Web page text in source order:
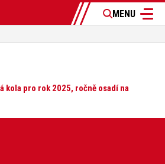
MENU
kola pro rok 2025, ročně osadí na